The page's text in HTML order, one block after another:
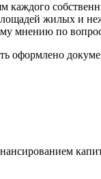
каждого
жилых и
мнению по
оформлено